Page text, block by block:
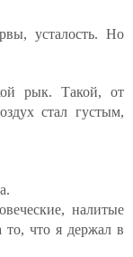
усталость. Но
рык. Такой, от
стал густым,
налитые
что я держал в